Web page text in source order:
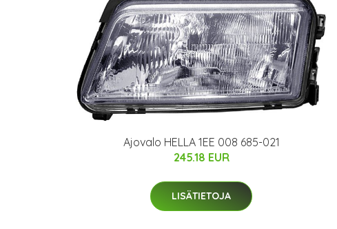
Ajovalo HELLA 1EE 008 685-021
245.18 EUR
LISÄTIETOJA